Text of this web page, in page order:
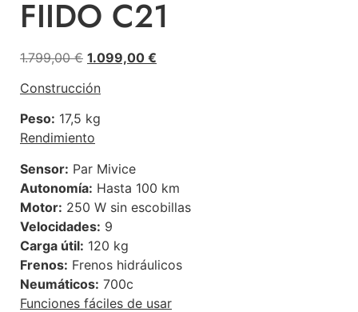
FIIDO C21
1.799,00€ 1.099,00 €
Construcción
Peso: 17,5 kg
Rendimiento
Sensor: Par Mivice
Autonomía: Hasta 100 km
Motor: 250 W sin escobillas
Velocidades: 9
Carga útil: 120 kg
Frenos: Frenos hidráulicos
Neumáticos: 700c
Funciones fáciles de usar